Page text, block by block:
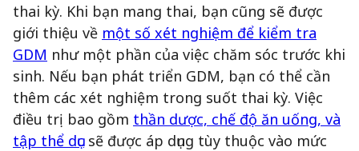
thai kỳ. Khi bạn mang thai, bạn cũng sẽ được
giới thiệu về một số xét nghiệm để kiểm tra
GDM như một phần của việc chăm sóc trước khi
sinh. Nếu bạn phát triển GDM, bạn có thể cần
thêm các xét nghiệm trong suốt thai kỳ. Việc
điều trị bao gồm thần dược, chế độ ăn uống, và
tập thể dụcsẽ được áp dụng tùy thuộc vào mức